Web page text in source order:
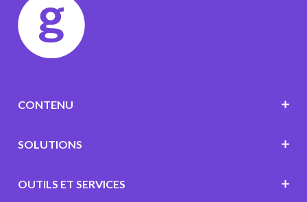
CONTENU
SOLUTIONS
OUTILS ET SERVICES